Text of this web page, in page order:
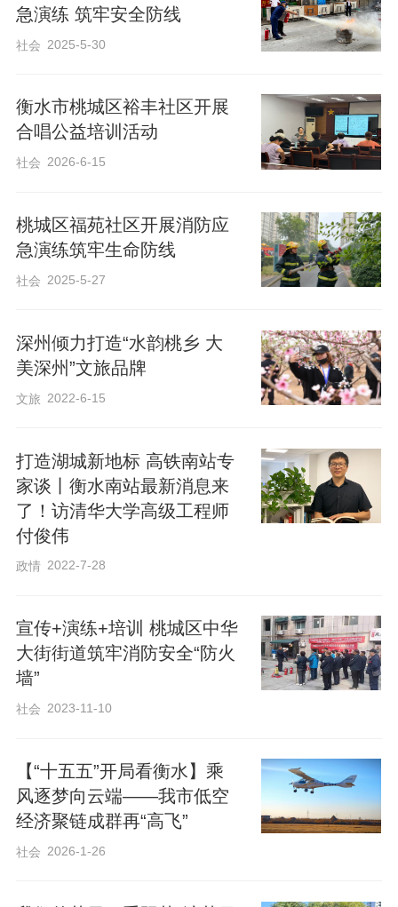
的消防人员结合高层住宅火灾蔓延快、疏
散难度大的特点，深入浅出地讲解了火灾
报警、初期火情扑救、火场逃生自救、消
灭火器、消防水带等常用器材的操作步骤
与注意事项。在场居民认真聆听学习，随
后依次上手实操，亲身参与灭火练习，熟
急演练 筑牢安全防线
社会 2025-5-30
衡水市桃城区裕丰社区开展
合唱公益培训活动
社会 2026-6-15
桃城区福苑社区开展消防应
急演练筑牢生命防线
社会 2025-5-27
深州倾力打造“水韵桃乡 大
美深州”文旅品牌
文旅 2022-6-15
打造湖城新地标 高铁南站专
家谈丨衡水南站最新消息来
了！访清华大学高级工程师
付俊伟
政情 2022-7-28
宣传+演练+培训 桃城区中华
大街街道筑牢消防安全“防火
墙”
社会 2023-11-10
【“十五五”开局看衡水】乘
风逐梦向云端——我市低空
经济聚链成群再“高飞”
社会 2026-1-26